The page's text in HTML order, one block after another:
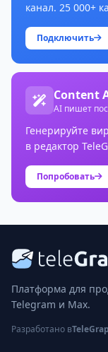
канал. 25 000+
Подключить
Content
AI пишет
Генерируйте
в редактор
Попробовать
Платформа для
Telegram и Max.
Разработано в